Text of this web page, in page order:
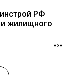
РФ
жилищного
838